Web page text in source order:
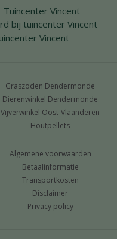
Graszoden Dendermonde
Dierenwinkel Dendermonde
Vijverwinkel Oost-Vlaanderen
Houtpellets
Algemene voorwaarden
Betaalinformatie
Transportkosten
Disclaimer
Privacy policy